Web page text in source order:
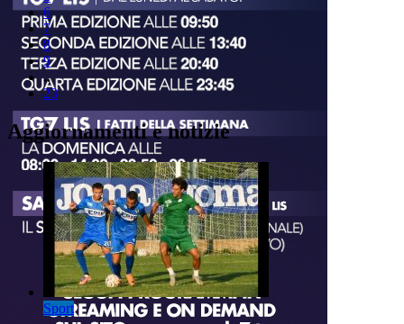
6
7
8
9
..
23
Aggiornamenti e notizie
Sport